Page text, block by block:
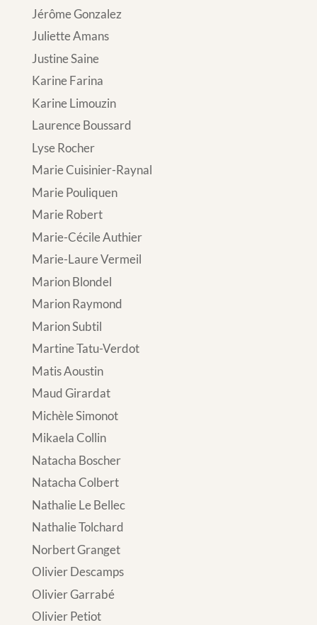
Jérôme Gonzalez
Juliette Amans
Justine Saine
Karine Farina
Karine Limouzin
Laurence Boussard
Lyse Rocher
Marie Cuisinier-Raynal
Marie Pouliquen
Marie Robert
Marie-Cécile Authier
Marie-Laure Vermeil
Marion Blondel
Marion Raymond
Marion Subtil
Martine Tatu-Verdot
Matis Aoustin
Maud Girardat
Michèle Simonot
Mikaela Collin
Natacha Boscher
Natacha Colbert
Nathalie Le Bellec
Nathalie Tolchard
Norbert Granget
Olivier Descamps
Olivier Garrabé
Olivier Petiot